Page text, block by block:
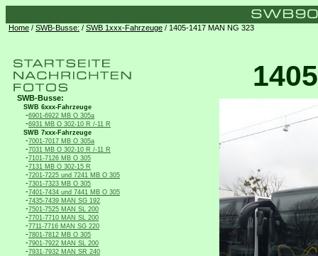
Home / SWB-Busse: / SWB 1xxx-Fahrzeuge / 1405-1417 MAN NG 323
SWB-Busse:
SWB 6xxx-Fahrzeuge
-6901-6922 MB O 305a
-6931 MB O 302-10 R /-11 R
SWB 7xxx-Fahrzeuge
-7001-7017 MB O 305a
-7031 MB O 302-10 R /-11 R
-7101-7126 MB O 305
-7131 MB O 302-15 R
-7201-7225 und 7241 MB O 305
-7301-7323 MB O 305
-7401-7434 und 7441 MB O 305
-7435-7439 MAN SG 192
-7501-7525 MAN SL 200
-7701-7710 MAN SL 200
-7711-7716 MAN SG 220
-7801-7812 MB O 305
-7901-7922 MAN SL 200
-7931-7932 MAN SR 240